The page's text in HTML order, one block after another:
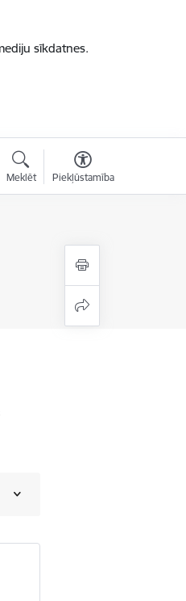
sīkdatnes.
Meklēt Piekļūstamība